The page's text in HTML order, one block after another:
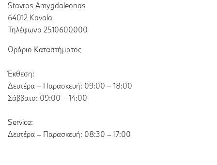
Stavros Amygdaleonas
64012 Kavala
Τηλέφωνο 2510600000
Ωράριο Καταστήματος
Έκθεση:
Δευτέρα – Παρασκευή: 09:00 – 18:00
Σάββατο: 09:00 – 14:00
Service:
Δευτέρα – Παρασκευή: 08:30 – 17:00